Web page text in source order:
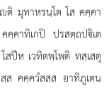
มุทาหรนฺโต โส คคฺคา
คาทิเกปิ ปรสตฺถปิเต
สปีห เวทิตพฺโพติ ทสฺเสตุ
ส คคฺควํสสฺส อาทิภูเตน